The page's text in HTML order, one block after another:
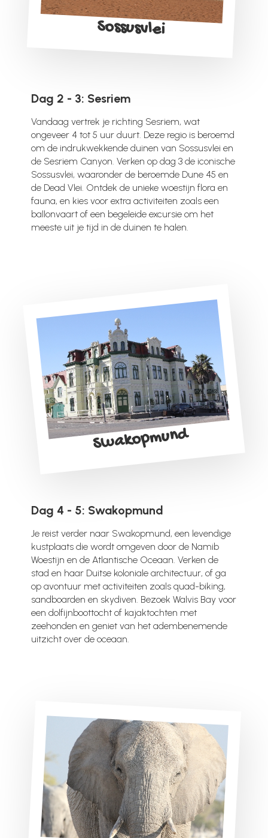
Sossusvlei
Dag 2 - 3: Sesriem
Vandaag vertrek je richting Sesriem, wat
ongeveer 4 tot 5 uur duurt. Deze regio is beroemd
om de indrukwekkende duinen van Sossusvlei en
de Sesriem Canyon. Verken op dag 3 de iconische
Sossusvlei, waaronder de beroemde Dune 45 en
de Dead Vlei. Ontdek de unieke woestijn flora en
fauna, en kies voor extra activiteiten zoals een
ballonvaart of een begeleide excursie om het
meeste uit je tijd in de duinen te halen.
Swakopmund
Dag 4 - 5: Swakopmund
Je reist verder naar Swakopmund, een levendige
kustplaats die wordt omgeven door de Namib
Woestijn en de Atlantische Oceaan. Verken de
stad en haar Duitse koloniale architectuur, of ga
op avontuur met activiteiten zoals quad-biking,
sandboarden en skydiven. Bezoek Walvis Bay voor
een dolfijnboottocht of kajaktochten met
zeehonden en geniet van het adembenemende
uitzicht over de oceaan.